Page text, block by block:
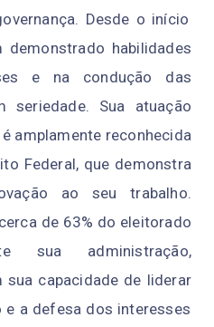
Desde o início
demonstrado habilidades
es e na condução das
seriedade. Sua atuação
é amplamente reconhecida
o Federal, que demonstra
vação ao seu trabalho.
de 63% do eleitorado
e sua administração,
sua capacidade de liderar
e a defesa dos interesses